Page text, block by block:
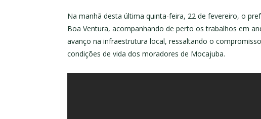
Na manhã desta última quinta-feira, 22 de fevereiro, o
Boa Ventura, acompanhando de perto os trabalhos em
avanço na infraestrutura local, ressaltando o
condições de vida dos moradores de Mocajuba.